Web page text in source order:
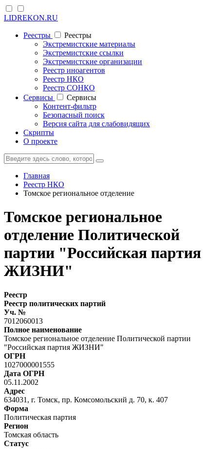
LIDREKON.RU
Реестры
Реестры
Экстремистские материалы
Экстремистские ссылки
Экстремистские организации
Реестр иноагентов
Реестр НКО
Реестр СОНКО
Cервисы
Cервисы
Контент-фильтр
Безопасный поиск
Версия сайта для слабовидящих
Скрипты
О проекте
Главная
Реестр НКО
Томское региональное отделение
Томское региональное
отделение Политической
партии "Российская партия
ЖИЗНИ"
Реестр
Реестр политических партий
Уч. №
7012060013
Полное наименование
Томское региональное отделение Политической партии
"Российская партия ЖИЗНИ"
ОГРН
1027000001555
Дата ОГРН
05.11.2002
Адрес
634031, г. Томск, пр. Комсомольский д. 70, к. 407
Форма
Политическая партия
Регион
Томская область
Статус